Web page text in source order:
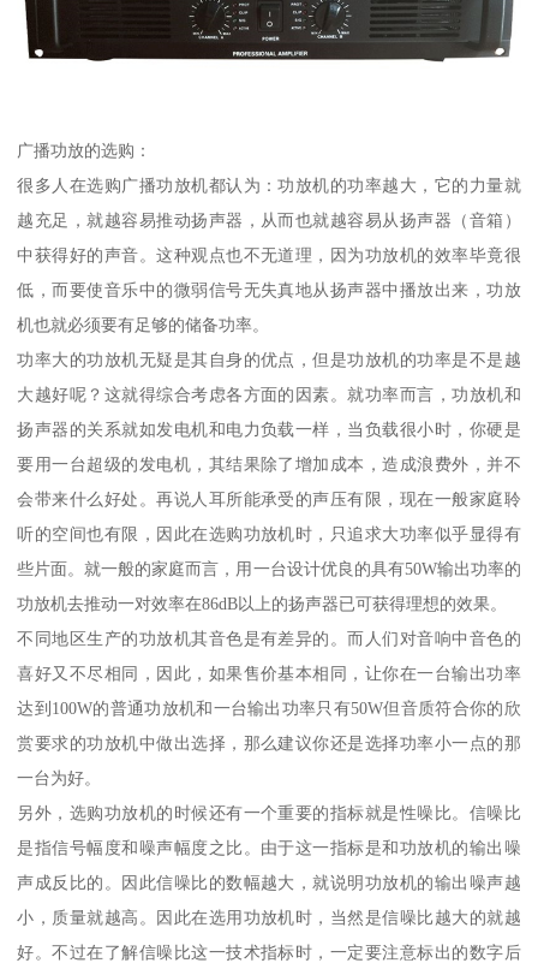
广播功放的选购：
很多人在选购广播功放机都认为：功放机的功率越大，它的力量就
越充足，就越容易推动扬声器，从而也就越容易从扬声器（音箱）
中获得好的声音。这种观点也不无道理，因为功放机的效率毕竟很
低，而要使音乐中的微弱信号无失真地从扬声器中播放出来，功放
机也就必须要有足够的储备功率。
功率大的功放机无疑是其自身的优点，但是功放机的功率是不是越
大越好呢？这就得综合考虑各方面的因素。就功率而言，功放机和
扬声器的关系就如发电机和电力负载一样，当负载很小时，你硬是
要用一台超级的发电机，其结果除了增加成本，造成浪费外，并不
会带来什么好处。再说人耳所能承受的声压有限，现在一般家庭聆
听的空间也有限，因此在选购功放机时，只追求大功率似乎显得有
些片面。就一般的家庭而言，用一台设计优良的具有50W输出功率的
功放机去推动一对效率在86dB以上的扬声器已可获得理想的效果。
不同地区生产的功放机其音色是有差异的。而人们对音响中音色的
喜好又不尽相同，因此，如果售价基本相同，让你在一台输出功率
达到100W的普通功放机和一台输出功率只有50W但音质符合你的欣
赏要求的功放机中做出选择，那么建议你还是选择功率小一点的那
一台为好。
另外，选购功放机的时候还有一个重要的指标就是性噪比。信噪比
是指信号幅度和噪声幅度之比。由于这一指标是和功放机的输出噪
声成反比的。因此信噪比的数幅越大，就说明功放机的输出噪声越
小，质量就越高。因此在选用功放机时，当然是信噪比越大的就越
好。不过在了解信噪比这一技术指标时，一定要注意标出的数字后